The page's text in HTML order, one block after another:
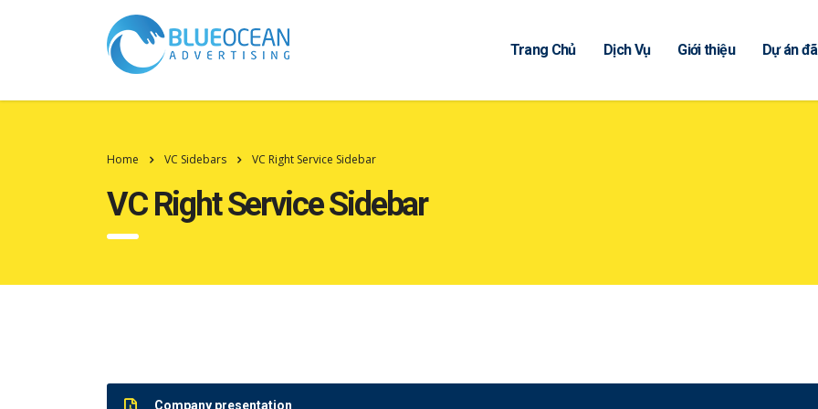
Trang Chủ Dịch Vụ Giới thiệu Dự án
Home VC Sidebars VC Right Service Sidebar
VC Right Service Sidebar
Company presentation